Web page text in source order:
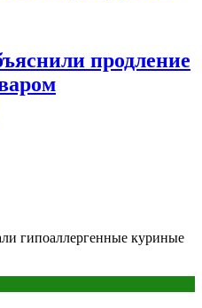
продление
гипоаллергенные куриные